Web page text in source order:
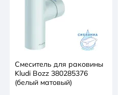
Смеситель для раковины
Kludi Bozz 380285376
(белый матовый)